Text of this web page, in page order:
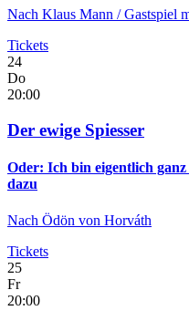
Nach Klaus Mann / Gastspiel
Tickets
24
Do
20:00
Der ewige Spiesser
Oder: Ich bin eigentlich
dazu
Nach Ödön von Horváth
Tickets
25
Fr
20:00